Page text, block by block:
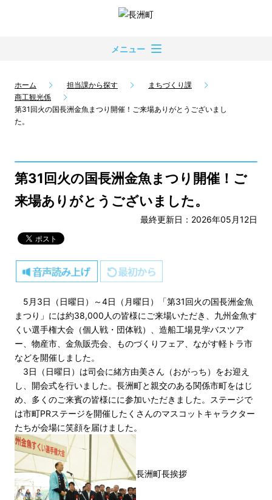
メニュー
ホーム 担当課から探す
まちづくり課
商工観光係
第31回火の国長洲金魚まつり開催！ご来場ありがとうございまし
た。
第31回火の国長洲金魚まつり開催！ご
来場ありがとうございました。
最終更新日：2026年05月12日
5月3日（日曜日）～4日（月曜日）「第31回火の国長洲金魚
まつり」には約38,000人の皆様にご来場いただき、九州金魚す
くい選手権大会（個人戦・団体戦）、造船工場見学バスツア
ー、物産市、金魚販売会、ものづくりフェア、ながす軽トラ市
などを開催しました。
3日（日曜日）は司会に緒方由美さん（おがっち）をお迎え
し、開会式を行いました。長洲町と親交のある関係市町をはじ
め、多くのご来賓の皆様にに参加いただきました。ステージで
は市町PRステージを開催したくさんのマスコットキャラクター
たちが会場に笑顔を届けました。
長洲町長挨拶